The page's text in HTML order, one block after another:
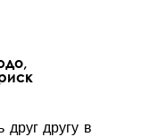
друг другу в